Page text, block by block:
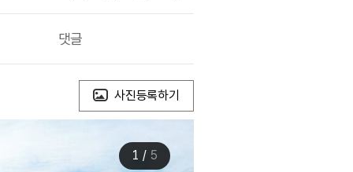
댓글
사진등록하기
1 / 5